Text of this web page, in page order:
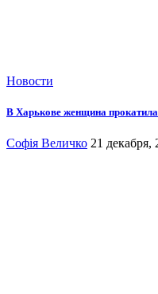
Новости
В Харькове женщина
Софія Величко 21 декабря,